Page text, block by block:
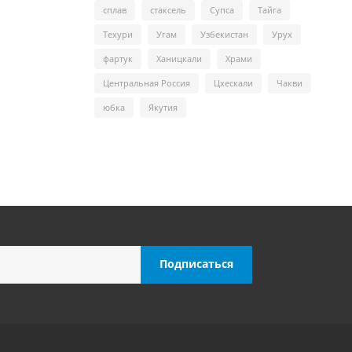
сплав стаксель Супса Тайга
Техури Угам Узбекистан Урух
фартук Ханицкали Храми
Центральная Россия Цхескали Чакви
юбка Якутия